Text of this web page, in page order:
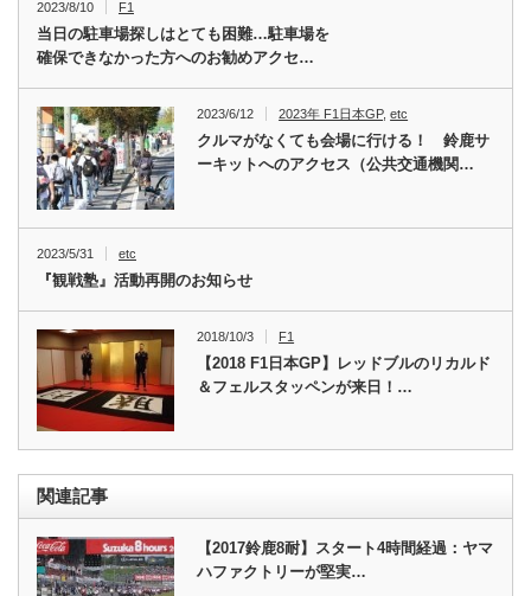
2023/8/10 F1
当日の駐車場探しはとても困難…駐車場を
確保できなかった方へのお勧めアクセ…
2023/6/12 2023年 F1日本GP,etc
クルマがなくても会場に行ける！ 鈴鹿サ
ーキットへのアクセス（公共交通機関…
2023/5/31 etc
『観戦塾』活動再開のお知らせ
2018/10/3 F1
【2018 F1日本GP】レッドブルのリカルド
＆フェルスタッペンが来日！…
関連記事
【2017鈴鹿8耐】スタート4時間経過：ヤマ
ハファクトリーが堅実…